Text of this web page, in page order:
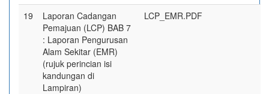
19
Laporan Cadangan
Pemajuan (LCP) BAB 7
: Laporan Pengurusan
Alam Sekitar (EMR)
(rujuk perincian isi
kandungan di
Lampiran)
LCP_EMR.PDF